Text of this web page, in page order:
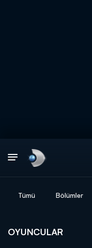
Tümü Bölümler
OYUNCULAR